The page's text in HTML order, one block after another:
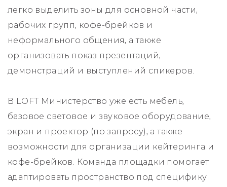
легко выделить зоны для основной части,
рабочих групп, кофе-брейков и
неформального общения, а также
организовать показ презентаций,
демонстраций и выступлений спикеров.
В LOFT Министерство уже есть мебель,
базовое световое и звуковое оборудование,
экран и проектор (по запросу), а также
возможности для организации кейтеринга и
кофе-брейков. Команда площадки помогает
адаптировать пространство под специфику